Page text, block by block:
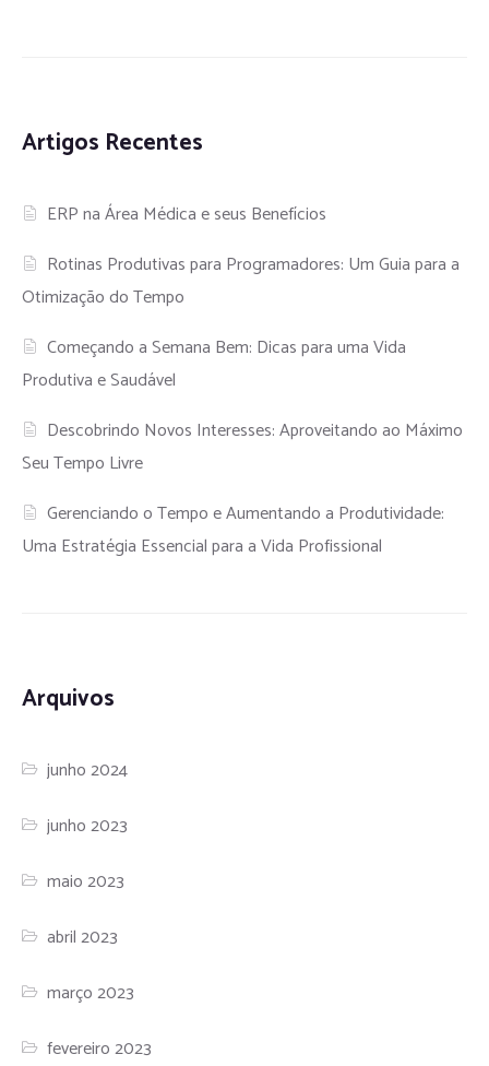
Artigos Recentes
ERP na Área Médica e seus Benefícios
Rotinas Produtivas para Programadores: Um Guia para a
Otimização do Tempo
Começando a Semana Bem: Dicas para uma Vida
Produtiva e Saudável
Descobrindo Novos Interesses: Aproveitando ao Máximo
Seu Tempo Livre
Gerenciando o Tempo e Aumentando a Produtividade:
Uma Estratégia Essencial para a Vida Profissional
Arquivos
junho 2024
junho 2023
maio 2023
abril 2023
março 2023
fevereiro 2023